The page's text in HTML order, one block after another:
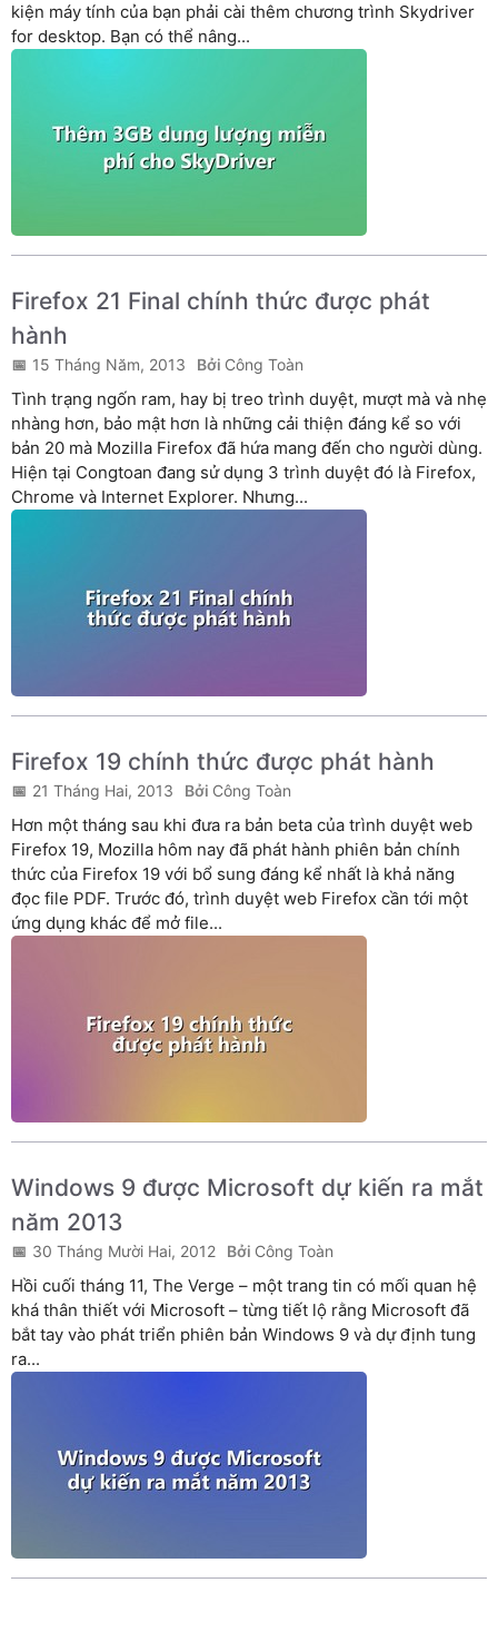
kiện máy tính của bạn phải cài thêm chương trình Skydriver
for desktop. Bạn có thể nâng...
Firefox 21 Final chính thức được phát
hành
15 Tháng Năm, 2013 Công Toàn
Tình trạng ngốn ram, hay bị treo trình duyệt, mượt mà và nhẹ
nhàng hơn, bảo mật hơn là những cải thiện đáng kể so với
bản 20 mà Mozilla Firefox đã hứa mang đến cho người dùng.
Hiện tại Congtoan đang sử dụng 3 trình duyệt đó là Firefox,
Chrome và Internet Explorer. Nhưng...
Firefox 19 chính thức được phát hành
21 Tháng Hai, 2013 Công Toàn
Hơn một tháng sau khi đưa ra bản beta của trình duyệt web
Firefox 19, Mozilla hôm nay đã phát hành phiên bản chính
thức của Firefox 19 với bổ sung đáng kể nhất là khả năng
đọc file PDF. Trước đó, trình duyệt web Firefox cần tới một
ứng dụng khác để mở file...
Windows 9 được Microsoft dự kiến ra mắt
năm 2013
30 Tháng Mười Hai, 2012 Công Toàn
Hồi cuối tháng 11, The Verge – một trang tin có mối quan hệ
khá thân thiết với Microsoft – từng tiết lộ rằng Microsoft đã
bắt tay vào phát triển phiên bản Windows 9 và dự định tung
ra...